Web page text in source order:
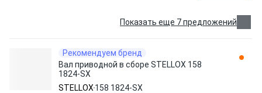
Показать еще 7 предложений
Рекомендуем бренд
Вал приводной в сборе STELLOX 158
1824-SX
STELLOX 158 1824-SX